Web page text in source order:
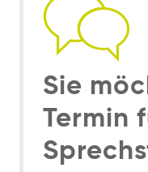
Sie
Termin